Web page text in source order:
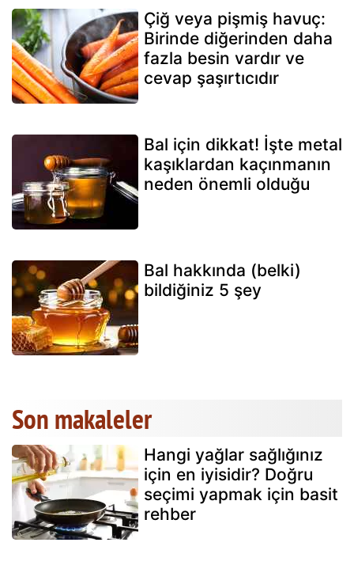
Çiğ veya pişmiş havuç:
Birinde diğerinden daha
fazla besin vardır ve
cevap şaşırtıcıdır
Bal için dikkat! İşte metal
kaşıklardan kaçınmanın
neden önemli olduğu
Bal hakkında (belki)
bildiğiniz 5 şey
Son makaleler
Hangi yağlar sağlığınız
için en iyisidir? Doğru
seçimi yapmak için basit
rehber